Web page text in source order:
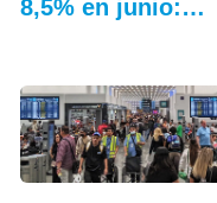
8,5% en junio:…